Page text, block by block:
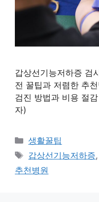
갑상선기능저하증 검
전 꿀팁과 저렴한 추
검진 방법과 비용 절
자)
카
테
고
리
생활꿀팁
태
그
갑상선기능저하증,
추천병원